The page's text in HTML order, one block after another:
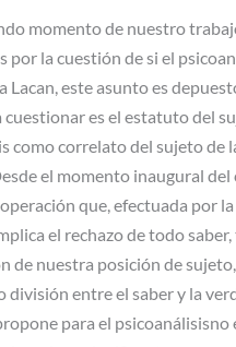
momento de nuestro
por la cuestión de si el
Lacan, este asunto es
cuestionar es el estatuto del
como correlato del sujeto de
el momento inaugural del
que, efectuada por
el rechazo de todo
de nuestra posición de
división entre el saber y la
para el psicoanálisisno